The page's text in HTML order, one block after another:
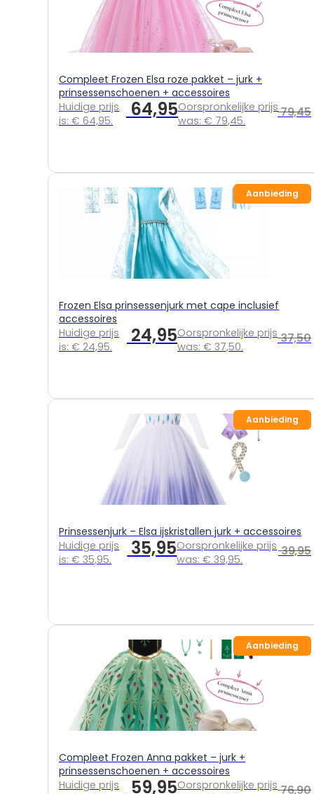
Compleet Frozen Elsa roze pakket – jurk +
prinsessenschoenen + accessoires
79,45
Oorspronkelijke prijs
was: € 79,45.
64,95
Huidige prijs
is: € 64,95.
Frozen Elsa prinsessenjurk met cape inclusief
accessoires
37,50
Oorspronkelijke prijs
was: € 37,50.
24,95
Huidige prijs
is: € 24,95.
Aanbieding
Prinsessenjurk – Elsa ijskristallen jurk + accessoires
39,95
Oorspronkelijke prijs
was: € 39,95.
35,95
Huidige prijs
is: € 35,95.
Aanbieding
Compleet Frozen Anna pakket – jurk +
prinsessenschoenen + accessoires
76,90
Oorspronkelijke prijs
59,95
Huidige prijs
Aanbieding